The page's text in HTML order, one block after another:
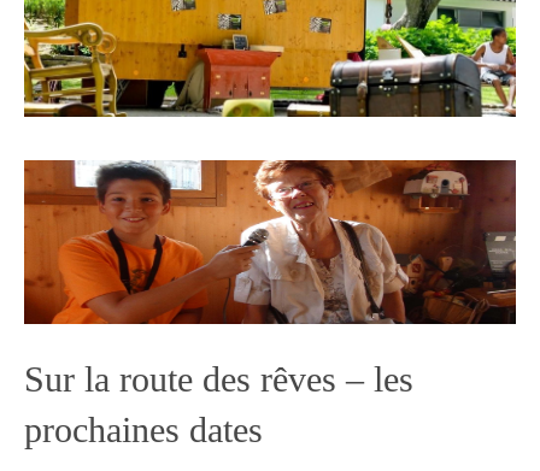
Sur la route des rêves – les
prochaines dates